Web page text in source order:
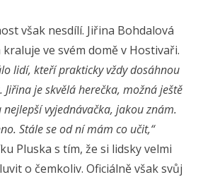
však nesdílí. Jiřina Bohdalová
ve svém domě v Hostivaři.
lidí, kteří prakticky vždy dosáhnou
je skvělá herečka, možná ještě
vyjednávačka, jakou znám.
Stále se od ní mám co učit,“
Pluska s tím, že si lidsky velmi
o čemkoliv. Oficiálně však svůj